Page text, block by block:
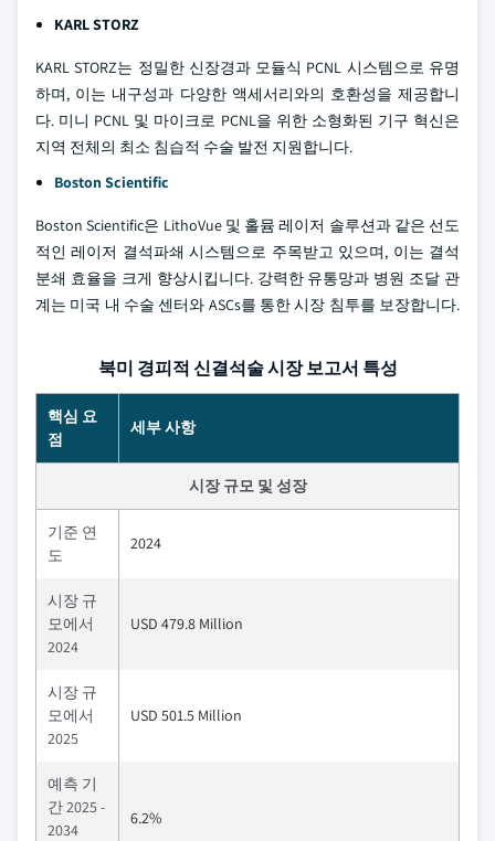
KARL STORZ
KARL STORZ는 정밀한 신장경과 모듈식 PCNL 시스템으로 유명
하며, 이는 내구성과 다양한 액세서리와의 호환성을 제공합니
다. 미니 PCNL 및 마이크로 PCNL을 위한 소형화된 기구 혁신은
지역 전체의 최소 침습적 수술 발전 지원합니다.
Boston Scientific
Boston Scientific은 LithoVue 및 홀뮴 레이저 솔루션과 같은 선도
적인 레이저 결석파쇄 시스템으로 주목받고 있으며, 이는 결석
분쇄 효율을 크게 향상시킵니다. 강력한 유통망과 병원 조달 관
계는 미국 내 수술 센터와 ASCs를 통한 시장 침투를 보장합니다.
북미 경피적 신결석술 시장 보고서 특성
핵심 요
점
세부 사항
시장 규모 및 성장
기준 연
도
2024
시장 규
모에서
2024
USD 479.8 Million
시장 규
모에서
2025
USD 501.5 Million
예측 기
간 2025 -
2034
6.2%